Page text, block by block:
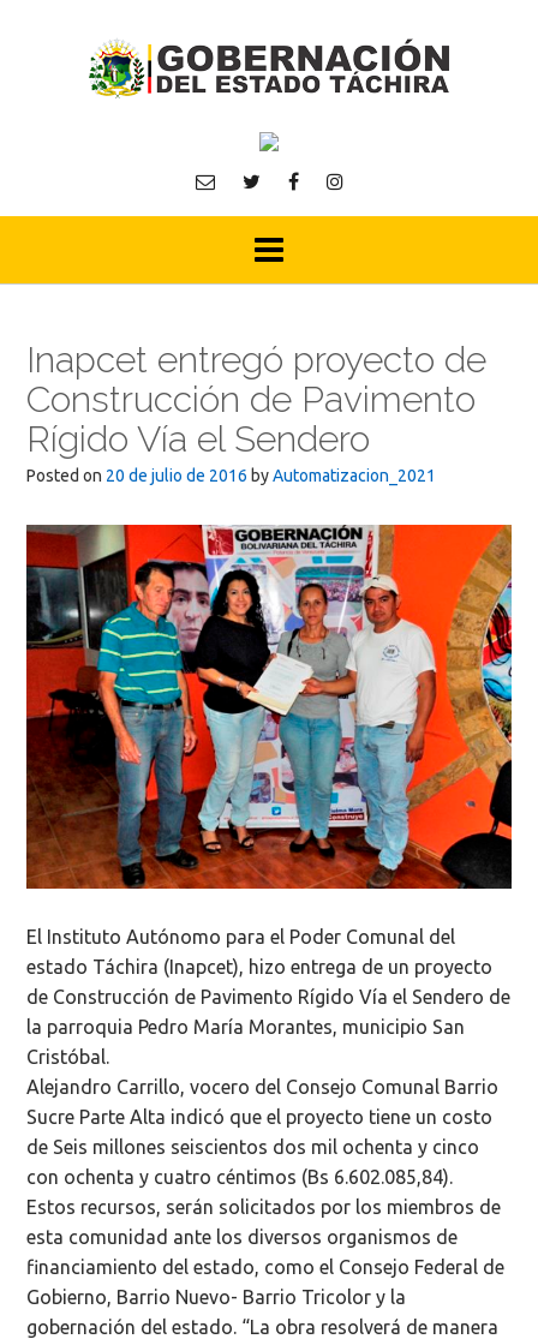
Inapcet entregó proyecto de
Construcción de Pavimento
Rígido Vía el Sendero
Posted on 20 de julio de 2016 byAutomatizacion_2021
El Instituto Autónomo para el Poder Comunal del
estado Táchira (Inapcet), hizo entrega de un proyecto
de Construcción de Pavimento Rígido Vía el Sendero de
la parroquia Pedro María Morantes, municipio San
Cristóbal.
Alejandro Carrillo, vocero del Consejo Comunal Barrio
Sucre Parte Alta indicó que el proyecto tiene un costo
de Seis millones seiscientos dos mil ochenta y cinco
con ochenta y cuatro céntimos (Bs 6.602.085,84).
Estos recursos, serán solicitados por los miembros de
esta comunidad ante los diversos organismos de
financiamiento del estado, como el Consejo Federal de
Gobierno, Barrio Nuevo- Barrio Tricolor y la
gobernación del estado. “La obra resolverá de manera